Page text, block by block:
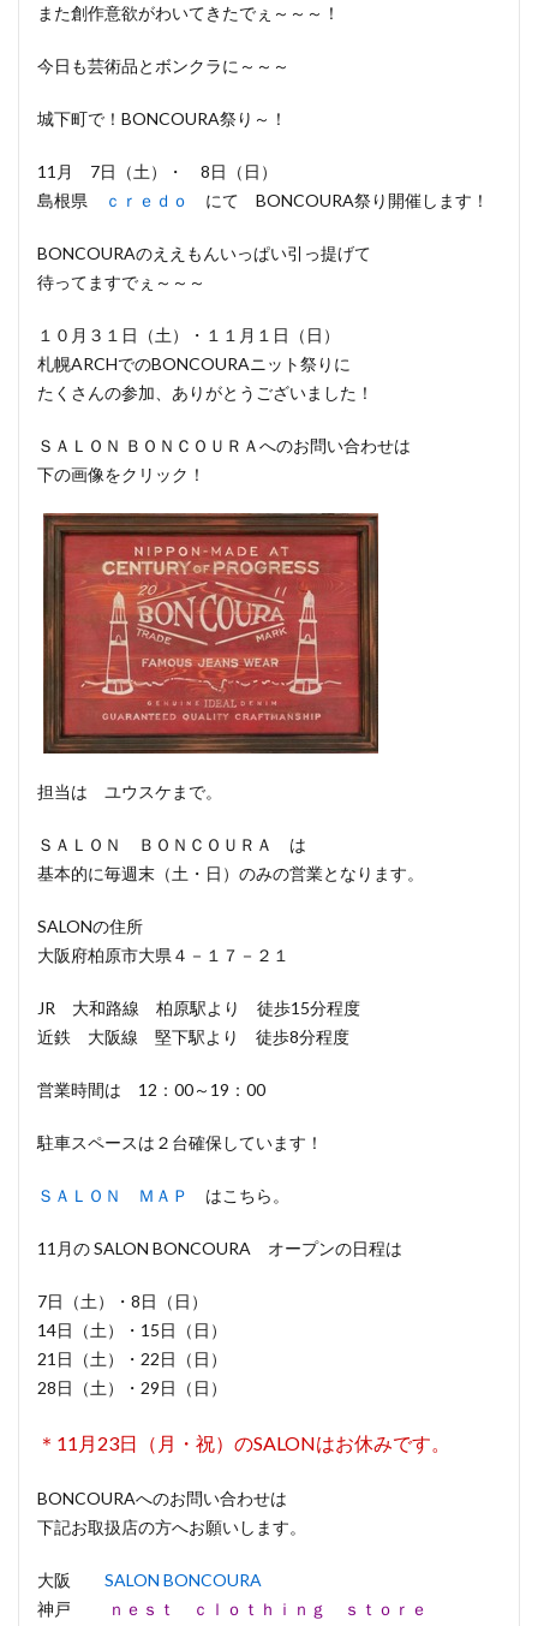
また創作意欲がわいてきたでぇ～～～！
今日も芸術品とボンクラに～～～
城下町で！BONCOURA祭り～！
11月 7日（土）・ 8日（日）
島根県
ｃｒｅｄｏ にて BONCOURA祭り開催します！
BONCOURAのええもんいっぱい引っ提げて
待ってますでぇ～～～
１０月３１日（土）・１１月１日（日）
札幌ARCHでのBONCOURAニット祭りに
たくさんの参加、ありがとうございました！
ＳＡＬＯＮ ＢＯＮＣＯＵＲＡへのお問い合わせは
下の画像をクリック！
担当は ユウスケまで。
ＳＡＬＯＮ ＢＯＮＣＯＵＲＡ は
基本的に毎週末（土・日）のみの営業となります。
SALONの住所
大阪府柏原市大県４－１７－２１
JR 大和路線 柏原駅より 徒歩15分程度
近鉄 大阪線 堅下駅より 徒歩8分程度
営業時間は 12：00～19：00
駐車スペースは２台確保しています！
ＳＡＬＯＮ ＭＡＰ はこちら。
11月の SALON BONCOURA オープンの日程は
7日（土）・8日（日）
14日（土）・15日（日）
21日（土）・22日（日）
28日（土）・29日（日）
＊11月23日（月・祝）のSALONはお休みです。
BONCOURAへのお問い合わせは
下記お取扱店の方へお願いします。
大阪 SALON BONCOURA
神戸
ｎｅｓｔ ｃｌｏｔｈｉｎｇ ｓｔｏｒｅ